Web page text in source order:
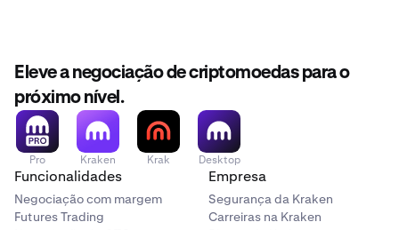
Solução:troque os seus saldospela moeda que
deseja levantar.
Eleve a negociação de criptomoedas para o
próximo nível.
Pro Kraken Krak Desktop
Funcionalidades
Negociação com margem
Futures Trading
Empresa
Segurança da Kraken
Carreiras na Kraken